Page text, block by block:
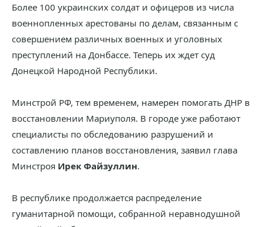
Более 100 украинских солдат и офицеров из числа
военнопленных арестованы по делам, связанным с
совершением различных военных и уголовных
преступлений на Донбассе. Теперь их ждет суд
Донецкой Народной Республики.
Минстрой РФ, тем временем, намерен помогать ДНР в
восстановлении Мариуполя. В городе уже работают
специалисты по обследованию разрушений и
составлению планов восстановления, заявил глава
Минстроя Ирек Файзуллин.
В республике продолжается распределение
гуманитарной помощи, собранной неравнодушной